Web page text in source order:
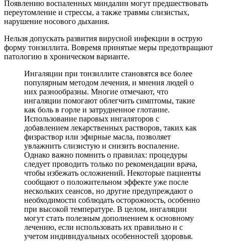
Появлению воспаленных миндалин могут предшествовать
переутомление и стрессы, а также травмы слизистых,
нарушение носового дыхания.
Нельзя допускать развития вирусной инфекции в острую
форму тонзиллита. Вовремя принятые меры предотвращают
патологию в хроническом варианте.
Ингаляции при тонзиллите становятся все более
популярным методом лечения, и мнения людей о
них разнообразны. Многие отмечают, что
ингаляции помогают облегчить симптомы, такие
как боль в горле и затрудненное глотание.
Использование паровых ингаляторов с
добавлением лекарственных растворов, таких как
физраствор или эфирные масла, позволяет
увлажнить слизистую и снизить воспаление.
Однако важно помнить о правилах: процедуры
следует проводить только по рекомендации врача,
чтобы избежать осложнений. Некоторые пациенты
сообщают о положительном эффекте уже после
нескольких сеансов, но другие предупреждают о
необходимости соблюдать осторожность, особенно
при высокой температуре. В целом, ингаляции
могут стать полезным дополнением к основному
лечению, если использовать их правильно и с
учетом индивидуальных особенностей здоровья.